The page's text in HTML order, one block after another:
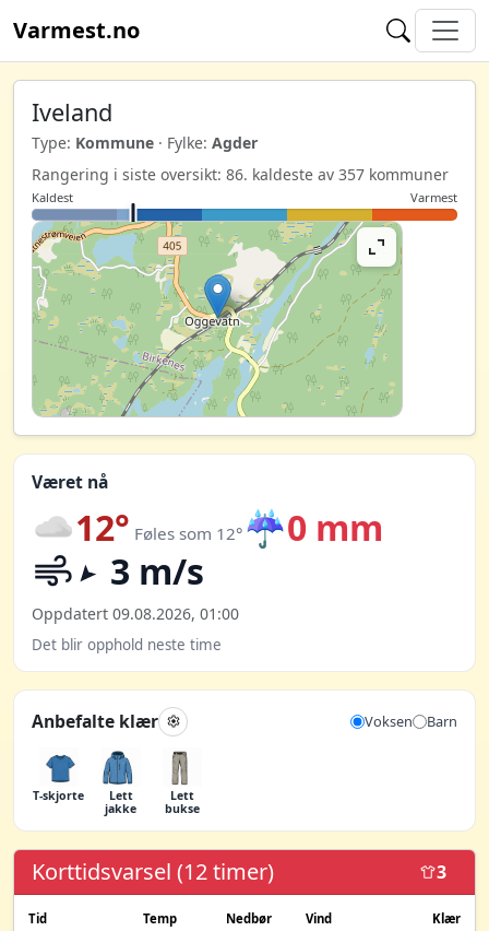
Varmest.no
Iveland
Type: Kommune · Fylke: Agder
Rangering i siste oversikt: 86. kaldeste av 357 kommuner
Kaldest Varmest
Været nå
12° Føles som 12° ☔0 mm
3 m/s
Oppdatert 09.08.2026, 01:00
Det blir opphold neste time
Anbefalte klær Voksen Barn
T-skjorte
Lett
jakke
Lett
bukse
Korttidsvarsel (12 timer) 3
Tid Temp Nedbør Vind Klær